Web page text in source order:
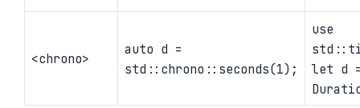
<chrono>
auto d =
std::chrono::seconds(1);
use
let d